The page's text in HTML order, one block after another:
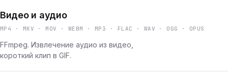
Видео и аудио
MP4 · MKV · MOV · WEBM · MP3 · FLAC · WAV · OGG · OPUS
FFmpeg. Извлечение аудио из видео,
короткий клип в GIF.